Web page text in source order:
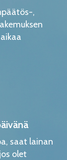
,
saat lainan
olet